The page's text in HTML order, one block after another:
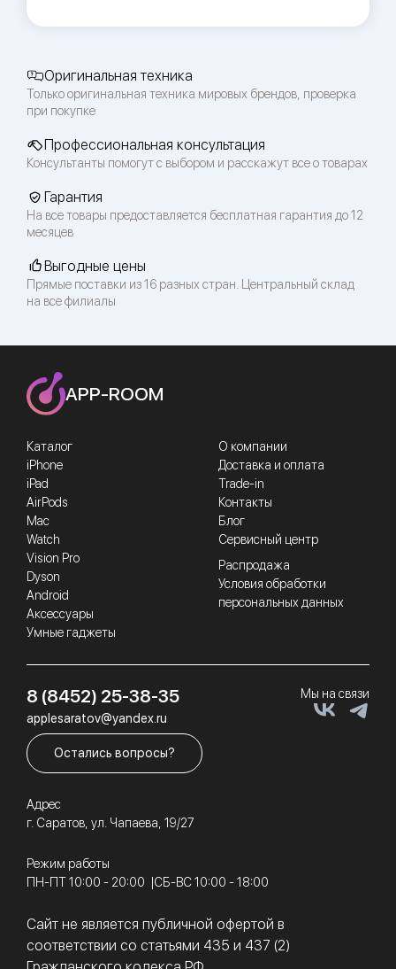
Оригинальная техника
Только оригинальная техника мировых брендов, проверка
при покупке
Профессиональная консультация
Консультанты помогут с выбором и расскажут все о товарах
Гарантия
На все товары предоставляется бесплатная гарантия до 12
месяцев
Выгодные цены
Прямые поставки из 16 разных стран. Центральный склад
на все филиалы
Каталог
iPhone
iPad
AirPods
Mac
Watch
Vision Pro
Dyson
Android
Аксессуары
Умные гаджеты
О компании
Доставка и оплата
Trade-in
Контакты
Блог
Сервисный центр
Распродажа
Условия обработки
персональных данных
APP-ROOM
8 (8452) 25-38-35
applesaratov@yandex.ru
Остались вопросы?
Адрес
г. Саратов, ул. Чапаева, 19/27
Режим работы
ПН-ПТ 10:00 - 20:00
СБ-ВС 10:00 - 18:00
Сайт не является публичной офертой в
соответствии со статьями 435 и 437 (2)
Мы на связи